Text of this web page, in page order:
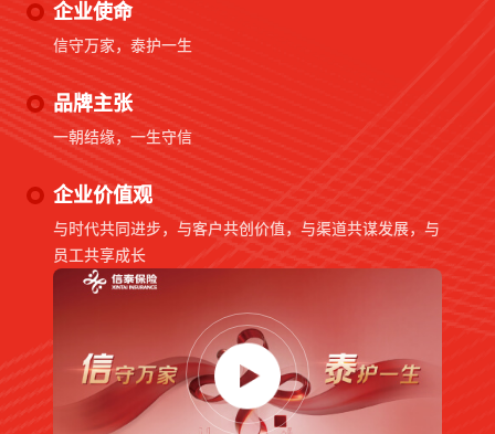
企业使命
信守万家，泰护一生
品牌主张
一朝结缘，一生守信
企业价值观
与时代共同进步，与客户共创价值，与渠道共谋发展，与
员工共享成长